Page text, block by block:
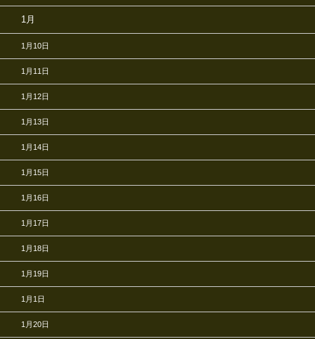
1月
1月10日
1月11日
1月12日
1月13日
1月14日
1月15日
1月16日
1月17日
1月18日
1月19日
1月1日
1月20日